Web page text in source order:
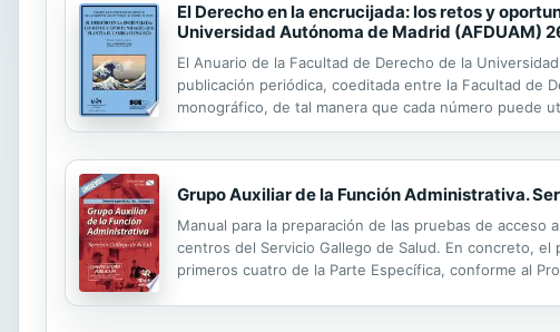
El Derecho en la encrucijada: los retos y
Universidad Autónoma de Madrid (AFDUAM)
El Anuario de la Facultad de Derecho de la
publicación periódica, coeditada entre la Facultad de
monográfico, de tal manera que cada número puede
Autónoma de Madrid y del Boletín Oficial del Estado,
Grupo Auxiliar de la Función Administrativa.
Manual para la preparación de las pruebas de
centros del Servicio Gallego de Salud. En concreto,
primeros cuatro de la Parte Específica, conforme al